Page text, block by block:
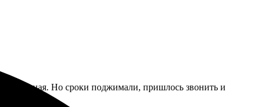
точная. Но сроки поджимали, пришлось звонить и